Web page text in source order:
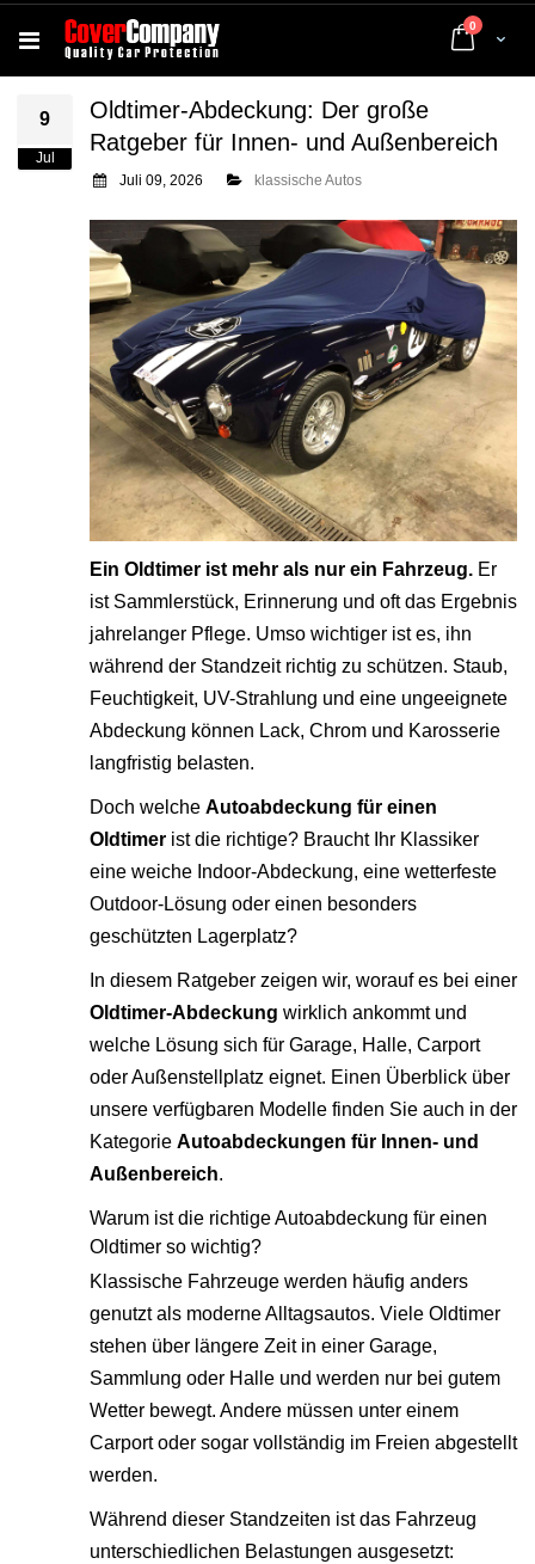
Cart
0 Artikel
9
Jul
Oldtimer-Abdeckung: Der große
Ratgeber für Innen- und Außenbereich
Juli 09, 2026 klassische Autos
Ein Oldtimer ist mehr als nur ein Fahrzeug. Er
ist Sammlerstück, Erinnerung und oft das Ergebnis
jahrelanger Pflege. Umso wichtiger ist es, ihn
während der Standzeit richtig zu schützen. Staub,
Feuchtigkeit, UV-Strahlung und eine ungeeignete
Abdeckung können Lack, Chrom und Karosserie
langfristig belasten.
Doch welche Autoabdeckung für einen
Oldtimer ist die richtige? Braucht Ihr Klassiker
eine weiche Indoor-Abdeckung, eine wetterfeste
Outdoor-Lösung oder einen besonders
geschützten Lagerplatz?
In diesem Ratgeber zeigen wir, worauf es bei einer
Oldtimer-Abdeckung wirklich ankommt und
welche Lösung sich für Garage, Halle, Carport
oder Außenstellplatz eignet. Einen Überblick über
unsere verfügbaren Modelle finden Sie auch in der
Kategorie Autoabdeckungen für Innen- und
Außenbereich.
Warum ist die richtige Autoabdeckung für einen
Oldtimer so wichtig?
Klassische Fahrzeuge werden häufig anders
genutzt als moderne Alltagsautos. Viele Oldtimer
stehen über längere Zeit in einer Garage,
Sammlung oder Halle und werden nur bei gutem
Wetter bewegt. Andere müssen unter einem
Carport oder sogar vollständig im Freien abgestellt
werden.
Während dieser Standzeiten ist das Fahrzeug
unterschiedlichen Belastungen ausgesetzt: